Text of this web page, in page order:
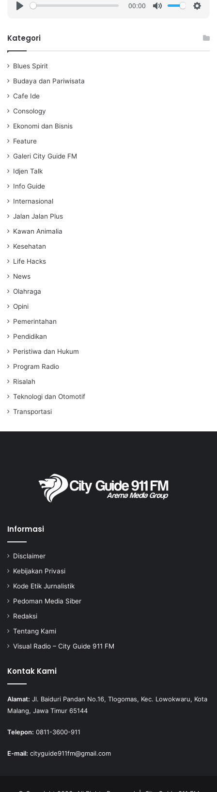
a
00:00
Kategori
Blues Spirit
Budaya dan Pariwisata
Cafe Ide
Consology
Ekonomi dan Bisnis
Feature
Galeri City Guide FM
Idjen Talk
Info Guide
Internasional
Jalan Jalan Plus
Kawan Animalia
Kesehatan
Life Hacks
News
Olahraga
Opini
Pemerintahan
Pendidikan
Peristiwa dan Hukum
Program Radio
Risalah
Teknologi dan Otomotif
Transportasi
Informasi
Disclaimer
Kebijakan Privasi
Kode Etik Jurnalistik
Pedoman Media Siber
Redaksi
Tentang Kami
Visual Radio – City Guide 911 FM
Kontak Kami
Alamat: Jl. Baiduri Pandan No.16, Tlogomas, Kec. Lowokwaru, Kota
Malang, Jawa Timur 65144
Telepon: 0811-3600-911
E-mail: cityguide911fm@gmail.com